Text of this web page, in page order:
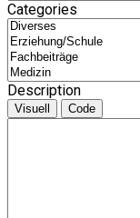
Categories
Description
Visuell Code